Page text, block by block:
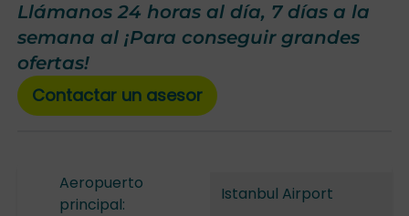
Llámanos 24 horas al día, 7 días a la
semana al ¡Para conseguir grandes
ofertas!
Contactar un asesor
Aeropuerto
principal:
Istanbul Airport